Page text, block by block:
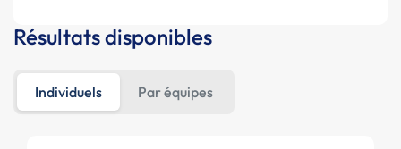
Résultats disponibles
Individuels Par équipes